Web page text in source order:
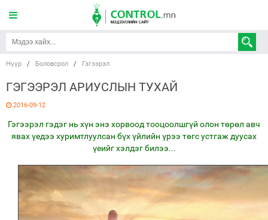
Нүүр / Боловсрол / Гэгээрэл
ГЭГЭЭРЭЛ АРИУСЛЫН ТУХАЙ
2016-09-12
Гэгээрэл гэдэг нь хүн энэ хорвоод тооцоолшгүй олон төрөл авч
явах үедээ хуримтлуулсан бүх үйлийн үрээ төгс устгаж дуусах
үеийг хэлдэг билээ...